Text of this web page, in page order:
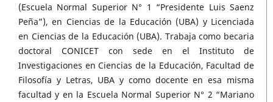
(Escuela Normal Superior N° 1 “Presidente Luis Saenz
Peña”), en Ciencias de la Educación (UBA) y Licenciada
en Ciencias de la Educación (UBA). Trabaja como becaria
doctoral CONICET con sede en el Instituto de
Investigaciones en Ciencias de la Educación, Facultad de
Filosofía y Letras, UBA y como docente en esa misma
facultad y en la Escuela Normal Superior N° 2 “Mariano